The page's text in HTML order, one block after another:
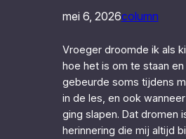
mei 6, 2026column
Vroeger droomde ik als
hoe het is om te staan
gebeurde soms tijdens
in de les, en ook wanneer
ging slapen. Dat dromen
herinnering die mij altijd